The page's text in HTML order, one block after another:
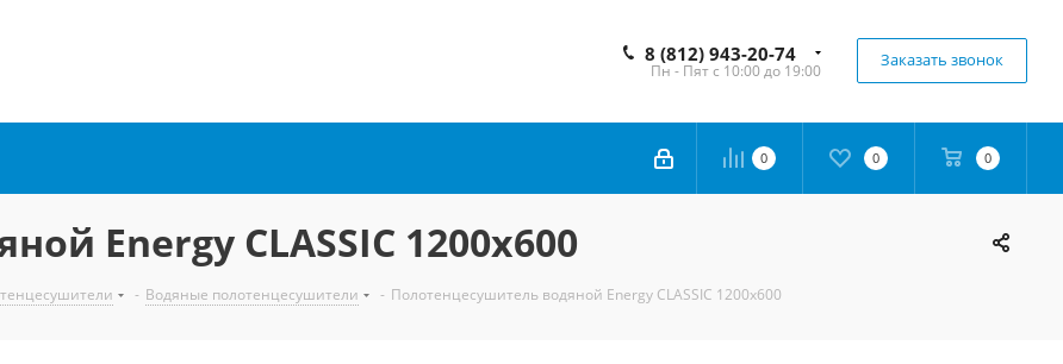
8 (812) 943-20-74
Пн - Пят с 10:00 до 19:00
Заказать звонок
0 0 0
Energy CLASSIC 1200x600
- Водяные полотенцесушители - Полотенцесушитель водяной Energy CLASSIC 1200x600